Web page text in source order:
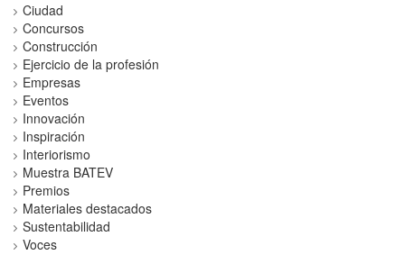
Ciudad
Concursos
Construcción
Ejercicio de la profesión
Empresas
Eventos
Innovación
Inspiración
Interiorismo
Muestra BATEV
Premios
Materiales destacados
Sustentabilidad
Voces